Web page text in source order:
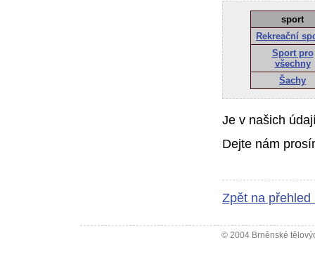
sport
Rekreační
Sport pro
všechny
Šachy
Je v našich
Dejte nám
Zpět na přehled
© 2004 Brněnské